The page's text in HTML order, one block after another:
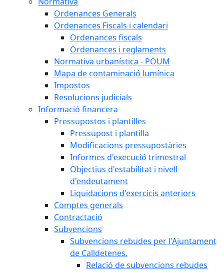
Ordenances Generals
Ordenances Fiscals i calendari
Ordenances fiscals
Ordenances i reglaments
Normativa urbanística - POUM
Mapa de contaminació lumínica
Impostos
Resolucions judicials
Informació financera
Pressupostos i plantilles
Pressupost i plantilla
Modificacions pressupostàries
Informes d'execució trimestral
Objectius d'estabilitat i nivell
d'endeutament
Liquidacions d'exercicis anteriors
Comptes generals
Contractació
Subvencions
Subvencions rebudes per l'Ajuntament
de Calldetenes.
Relació de subvencions rebudes